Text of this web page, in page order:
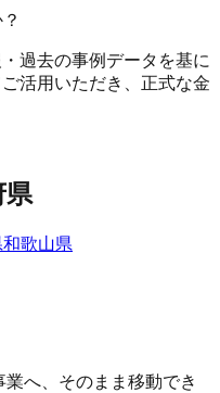
過去の事例データを基に
活用いただき、正式な金
県
和歌山県
へ、そのまま移動でき